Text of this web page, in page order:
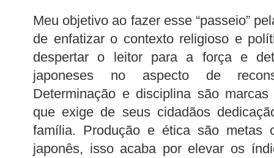
Meu objetivo ao fazer esse “passeio”
de enfatizar o contexto religioso e
despertar o leitor para a força e
japoneses no aspecto de
Determinação e disciplina são
que exige de seus cidadãos
família. Produção e ética são metas
japonês, isso acaba por elevar os